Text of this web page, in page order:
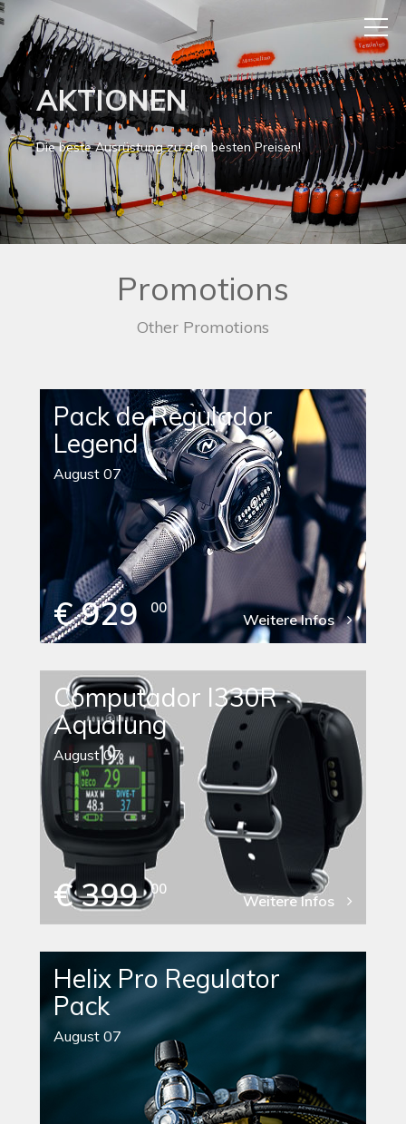
AKTIONEN
Die beste Ausrüstung zu den besten Preisen!
Promotions
Other Promotions
Pack de Regulador
Legend
August 07
€ 929 00
Weitere Infos
Computador I330R
Aqualung
August 07
€ 399 00
Weitere Infos
Helix Pro Regulator
Pack
August 07